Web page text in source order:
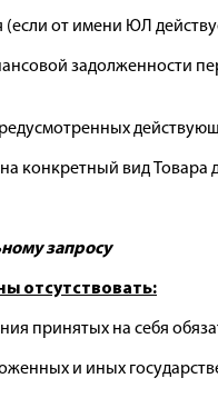
от имени ЮЛ
задолженности
конкретный вид
запросу
отсутствовать:
принятых на себя
и иных